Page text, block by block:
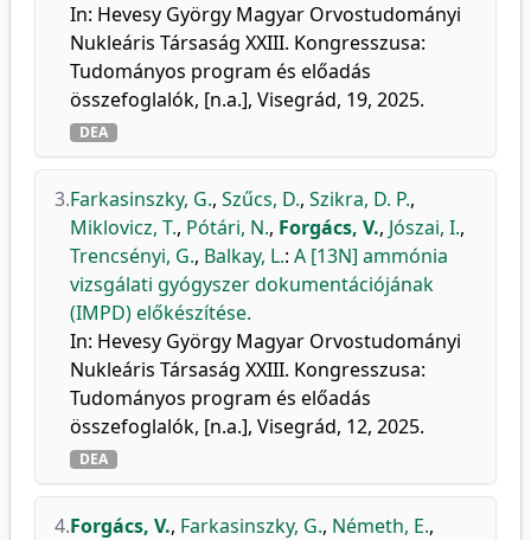
In: Hevesy György Magyar Orvostudományi
Nukleáris Társaság XXIII. Kongresszusa:
Tudományos program és előadás
összefoglalók, [n.a.], Visegrád, 19, 2025.
DEA
3.Farkasinszky, G., Szűcs, D., Szikra, D. P.,
Miklovicz, T., Pótári, N., Forgács, V., Jószai, I.,
Trencsényi, G., Balkay, L.: A [13N] ammónia
vizsgálati gyógyszer dokumentációjának
(IMPD) előkészítése.
In: Hevesy György Magyar Orvostudományi
Nukleáris Társaság XXIII. Kongresszusa:
Tudományos program és előadás
összefoglalók, [n.a.], Visegrád, 12, 2025.
DEA
4.Forgács, V., Farkasinszky, G., Németh, E.,